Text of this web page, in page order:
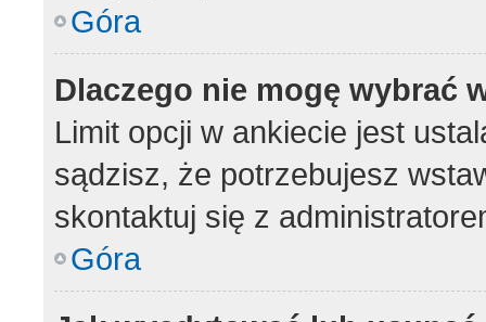
Góra
Dlaczego nie mogę wybrać
Limit opcji w ankiecie jest
sądzisz, że potrzebujesz
skontaktuj się z
Góra